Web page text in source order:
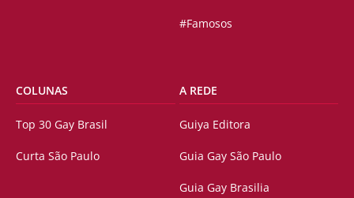
#Famosos
COLUNAS
Top 30 Gay Brasil
Curta São Paulo
A REDE
Guiya Editora
Guia Gay São Paulo
Guia Gay Brasilia